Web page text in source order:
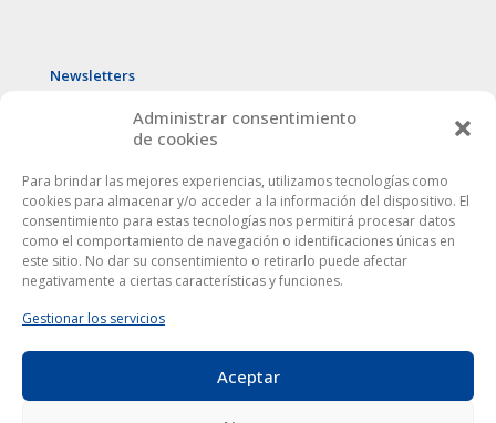
Administrar consentimiento
de cookies
Para brindar las mejores experiencias, utilizamos tecnologías como
cookies para almacenar y/o acceder a la información del dispositivo. El
consentimiento para estas tecnologías nos permitirá procesar datos
como el comportamiento de navegación o identificaciones únicas en
este sitio. No dar su consentimiento o retirarlo puede afectar
negativamente a ciertas características y funciones.
Gestionar los servicios
Aceptar
Newsletters
Este sitio web utiliza cookies para mejorar tu experiencia. Al